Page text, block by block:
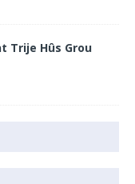
Trije Hûs Grou